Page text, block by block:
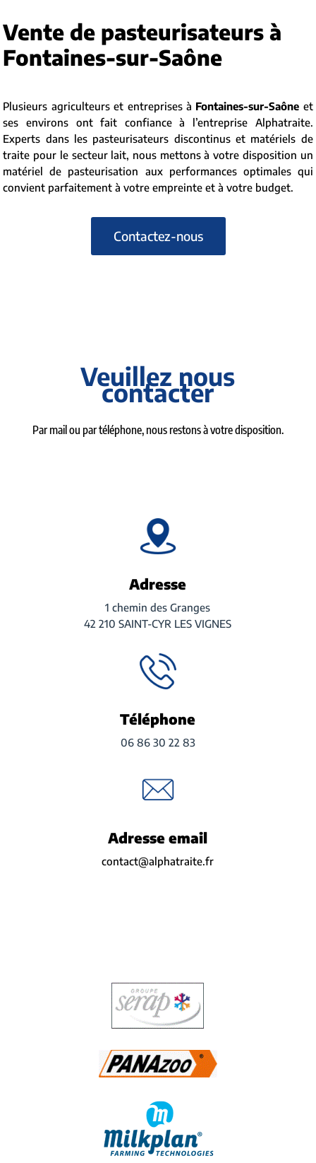
Vente de pasteurisateurs à
Fontaines-sur-Saône
Plusieurs agriculteurs et entreprises à Fontaines-sur-Saône et
ses environs ont fait confiance à l’entreprise Alphatraite.
Experts dans les pasteurisateurs discontinus et matériels de
traite pour le secteur lait, nous mettons à votre disposition un
matériel de pasteurisation aux performances optimales qui
convient parfaitement à votre empreinte et à votre budget.
Contactez-nous
Veuillez nous
contacter
Par mail ou par téléphone, nous restons à votre disposition.
Adresse
1 chemin des Granges
42 210 SAINT-CYR LES VIGNES
Téléphone
06 86 30 22 83
Adresse email
contact@alphatraite.fr